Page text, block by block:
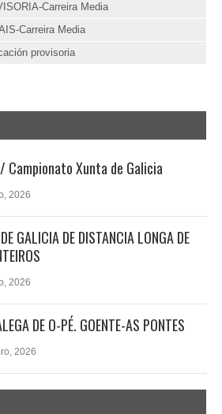
Carreira Media
Carreira Media
provisoria
/ Campionato Xunta de Galicia
2026
GALICIA DE DISTANCIA LONGA DE
2026
DE O-PÉ. GOENTE-AS PONTES
2026